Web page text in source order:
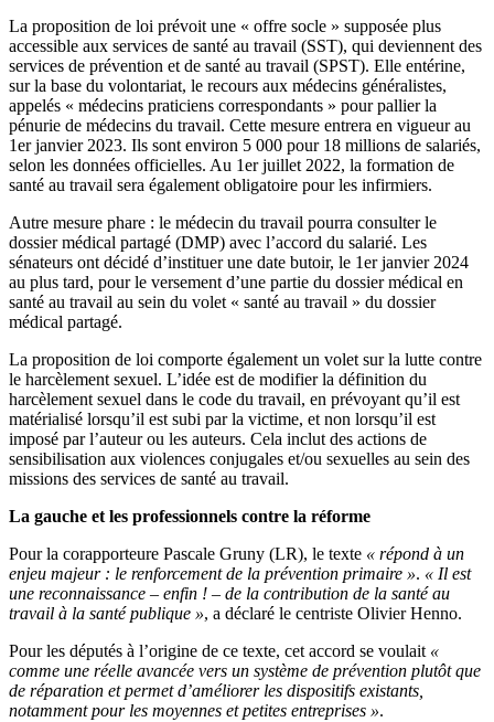
La proposition de loi prévoit une « offre socle » supposée plus
accessible aux services de santé au travail (SST), qui deviennent des
services de prévention et de santé au travail (SPST). Elle entérine,
sur la base du volontariat, le recours aux médecins généralistes,
appelés « médecins praticiens correspondants » pour pallier la
pénurie de médecins du travail. Cette mesure entrera en vigueur au
1er janvier 2023. Ils sont environ 5 000 pour 18 millions de salariés,
selon les données officielles. Au 1er juillet 2022, la formation de
santé au travail sera également obligatoire pour les infirmiers.
Autre mesure phare : le médecin du travail pourra consulter le
dossier médical partagé (DMP) avec l’accord du salarié. Les
sénateurs ont décidé d’instituer une date butoir, le 1er janvier 2024
au plus tard, pour le versement d’une partie du dossier médical en
santé au travail au sein du volet « santé au travail » du dossier
médical partagé.
La proposition de loi comporte également un volet sur la lutte contre
le harcèlement sexuel. L’idée est de modifier la définition du
harcèlement sexuel dans le code du travail, en prévoyant qu’il est
matérialisé lorsqu’il est subi par la victime, et non lorsqu’il est
imposé par l’auteur ou les auteurs. Cela inclut des actions de
sensibilisation aux violences conjugales et/ou sexuelles au sein des
missions des services de santé au travail.
La gauche et les professionnels contre la réforme
Pour la corapporteure Pascale Gruny (LR), le texte « répond à un
enjeu majeur : le renforcement de la prévention primaire ». « Il est
une reconnaissance – enfin ! – de la contribution de la santé au
travail à la santé publique », a déclaré le centriste Olivier Henno.
Pour les députés à l’origine de ce texte, cet accord se voulait «
comme une réelle avancée vers un système de prévention plutôt que
de réparation et permet d’améliorer les dispositifs existants,
notamment pour les moyennes et petites entreprises ».